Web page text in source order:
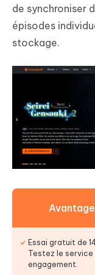
de synchroniser
épisodes
stockage.
Essai gratuit de
Testez le service
engagement.